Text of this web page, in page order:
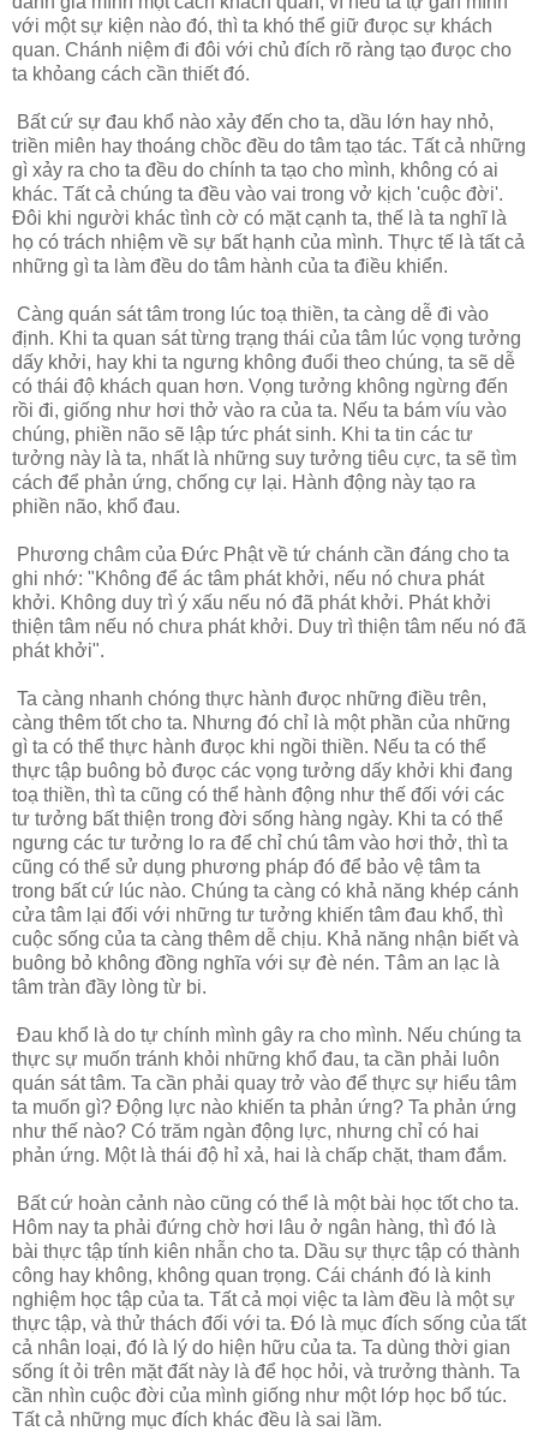
với một sự kiện nào đó, thì ta khó thể giữ đưọc sự khách
quan. Chánh niệm đi đôi với chủ đích rõ ràng tạo đưọc cho
ta khỏang cách cần thiết đó.
Bất cứ sự đau khổ nào xảy đến cho ta, dầu lớn hay nhỏ,
triền miên hay thoáng chồc đều do tâm tạo tác. Tất cả những
gì xảy ra cho ta đều do chính ta tạo cho mình, không có ai
khác. Tất cả chúng ta đều vào vai trong vở kịch 'cuộc đời'.
Đôi khi người khác tình cờ có mặt cạnh ta, thế là ta nghĩ là
họ có trách nhiệm về sự bất hạnh của mình. Thực tế là tất cả
những gì ta làm đều do tâm hành của ta điều khiển.
Càng quán sát tâm trong lúc toạ thiền, ta càng dễ đi vào
định. Khi ta quan sát từng trạng thái của tâm lúc vọng tưởng
dấy khởi, hay khi ta ngưng không đuổi theo chúng, ta sẽ dễ
có thái độ khách quan hơn. Vọng tưởng không ngừng đến
rồi đi, giống như hơi thở vào ra của ta. Nếu ta bám víu vào
chúng, phiền não sẽ lập tức phát sinh. Khi ta tin các tư
tưởng này là ta, nhất là những suy tưởng tiêu cực, ta sẽ tìm
cách để phản ứng, chống cự lại. Hành động này tạo ra
phiền não, khổ đau.
Phương châm của Đức Phật về tứ chánh cần đáng cho ta
ghi nhớ: "Không để ác tâm phát khởi, nếu nó chưa phát
khởi. Không duy trì ý xấu nếu nó đã phát khởi. Phát khởi
thiện tâm nếu nó chưa phát khởi. Duy trì thiện tâm nếu nó đã
phát khởi".
Ta càng nhanh chóng thực hành đưọc những điều trên,
càng thêm tốt cho ta. Nhưng đó chỉ là một phần của những
gì ta có thể thực hành đưọc khi ngồi thiền. Nếu ta có thể
thực tập buông bỏ đưọc các vọng tưởng dấy khởi khi đang
toạ thiền, thì ta cũng có thể hành động như thế đối với các
tư tưởng bất thiện trong đời sống hàng ngày. Khi ta có thể
ngưng các tư tưởng lo ra để chỉ chú tâm vào hơi thở, thì ta
cũng có thể sử dụng phương pháp đó để bảo vệ tâm ta
trong bất cứ lúc nào. Chúng ta càng có khả năng khép cánh
cửa tâm lại đối với những tư tưởng khiến tâm đau khổ, thì
cuộc sống của ta càng thêm dễ chịu. Khả năng nhận biết và
buông bỏ không đồng nghĩa với sự đè nén. Tâm an lạc là
tâm tràn đầy lòng từ bi.
Đau khổ là do tự chính mình gây ra cho mình. Nếu chúng ta
thực sự muốn tránh khỏi những khổ đau, ta cần phải luôn
quán sát tâm. Ta cần phải quay trở vào để thực sự hiểu tâm
ta muốn gì? Động lực nào khiến ta phản ứng? Ta phản ứng
như thế nào? Có trăm ngàn động lực, nhưng chỉ có hai
phản ứng. Một là thái độ hỉ xả, hai là chấp chặt, tham đắm.
Bất cứ hoàn cảnh nào cũng có thể là một bài học tốt cho ta.
Hôm nay ta phải đứng chờ hơi lâu ở ngân hàng, thì đó là
bài thực tập tính kiên nhẫn cho ta. Dầu sự thực tập có thành
công hay không, không quan trọng. Cái chánh đó là kinh
nghiệm học tập của ta. Tất cả mọi việc ta làm đều là một sự
thực tập, và thử thách đối với ta. Đó là mục đích sống của tất
cả nhân loại, đó là lý do hiện hữu của ta. Ta dùng thời gian
sống ít ỏi trên mặt đất này là để học hỏi, và trưởng thành. Ta
cần nhìn cuộc đời của mình giống như một lớp học bổ túc.
Tất cả những mục đích khác đều là sai lầm.